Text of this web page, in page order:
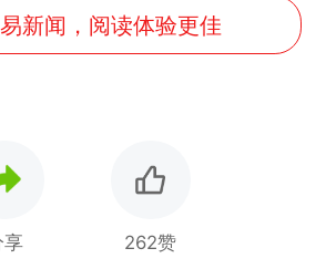
新闻，阅读体验更佳
享 262赞